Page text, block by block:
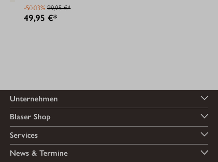
-50.03% 99,95 €*
49,95 €*
Unternehmen
Blaser Shop
Services
News & Termine